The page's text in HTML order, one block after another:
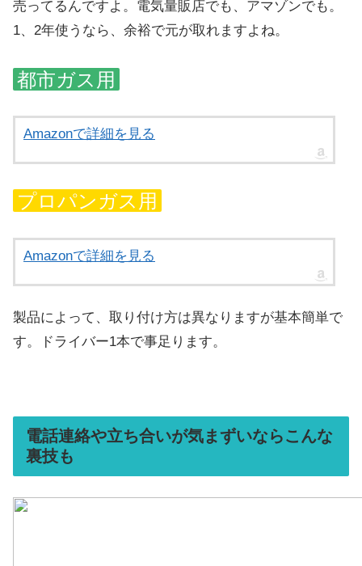
売ってるんですよ。電気量販店でも、アマゾンでも。
1、2年使うなら、余裕で元が取れますよね。
都市ガス用
Amazonで詳細を見る
プロパンガス用
Amazonで詳細を見る
製品によって、取り付け方は異なりますが基本簡単で
す。ドライバー1本で事足ります。
電話連絡や立ち合いが気まずいならこんな
裏技も